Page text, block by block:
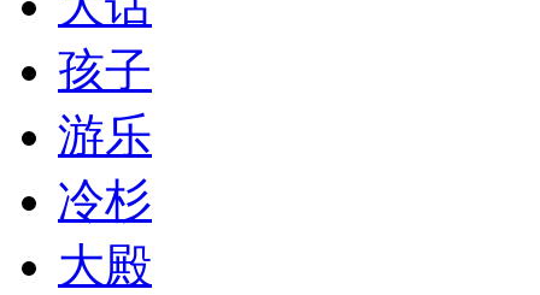
孩子
游乐
冷杉
大殿